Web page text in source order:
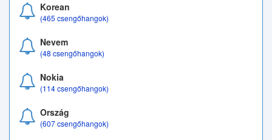
Korean
(465 csengőhangok)
Nevem
(48 csengőhangok)
Nokia
(114 csengőhangok)
Ország
(607 csengőhangok)